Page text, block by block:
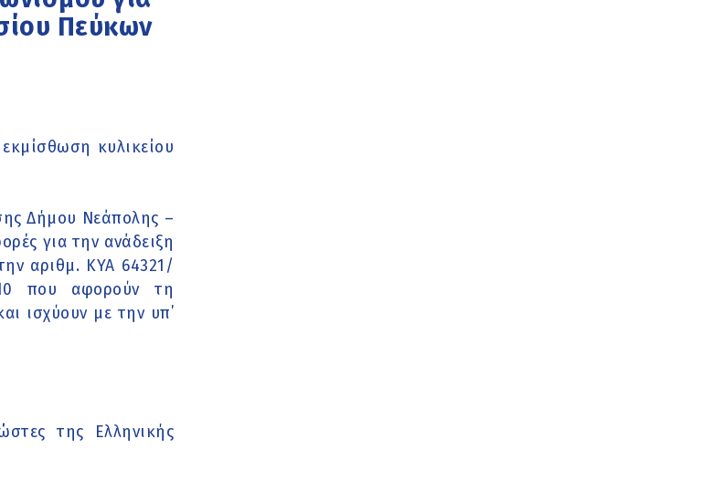
Πεύκων
κυλικείου
Δήμου Νεάπολης –
για την ανάδειξη
αριθμ. ΚΥΑ 64321/
που αφορούν τη
ισχύουν με την υπ΄
της Ελληνικής